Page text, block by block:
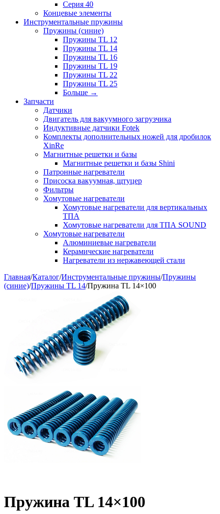
Серия 40
Концевые элементы
Инструментальные пружины
Пружины (синие)
Пружины TL 12
Пружины TL 14
Пружины TL 16
Пружины TL 19
Пружины TL 22
Пружины TL 25
Больше →
Запчасти
Датчики
Двигатель для вакуумного загрузчика
Индуктивные датчики Fotek
Комплекты дополнительных ножей для дробилок
XinRe
Магнитные решетки и базы
Магнитные решетки и базы Shini
Патронные нагреватели
Присоска вакуумная, щтуцер
Фильтры
Хомутовые нагреватели
Хомутовые нагреватели для вертикальных
ТПА
Хомутовые нагреватели для ТПА SOUND
Хомутовые нагреватели
Алюминиевые нагреватели
Керамические нагреватели
Нагреватели из нержавеющей стали
Главная/Каталог/Инструментальные пружины/Пружины
(синие)/Пружины TL 14/Пружина TL 14×100
Пружина TL 14×100